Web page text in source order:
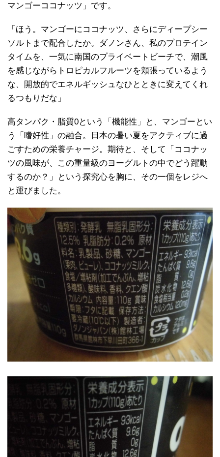
マンゴーココナッツ」です。
「ほう。マンゴーにココナッツ、さらにディープシー
ソルトまで配合したか。ダノンさん、私のプロテイン
タイムを、一気に南国のプライベートビーチで、潮風
を感じながらトロピカルフルーツを頬張っているよう
な、開放的でエネルギッシュなひとときに変えてくれ
るつもりだな」
高タンパク・脂質0という「機能性」と、マンゴーとい
う「嗜好性」の融合。日本の暑い夏をアクティブに過
ごすための栄養チャージ。期待と、そして「ココナッ
ツの風味が、この重量級のヨーグルトの中でどう躍動
するのか？」という探究心を胸に、その一個をレジへ
と運びました。